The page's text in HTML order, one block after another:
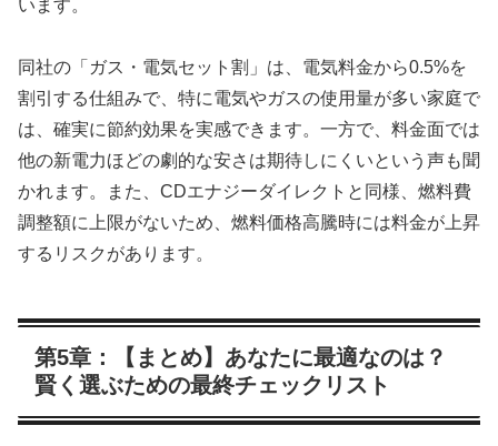
います。
同社の「ガス・電気セット割」は、電気料金から0.5%を
割引する仕組みで、特に電気やガスの使用量が多い家庭で
は、確実に節約効果を実感できます。一方で、料金面では
他の新電力ほどの劇的な安さは期待しにくいという声も聞
かれます。また、CDエナジーダイレクトと同様、燃料費
調整額に上限がないため、燃料価格高騰時には料金が上昇
するリスクがあります。
第5章：【まとめ】あなたに最適なのは？
賢く選ぶための最終チェックリスト